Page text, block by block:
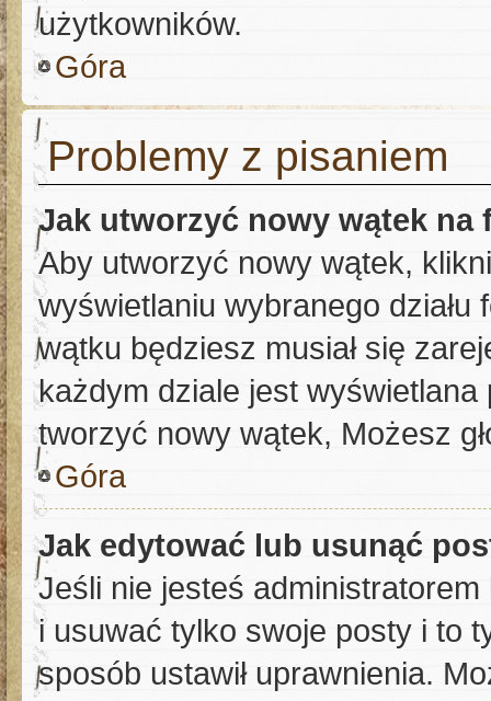
użytkowników.
Góra
Problemy z pisaniem
Jak utworzyć nowy wątek na
Aby utworzyć nowy wątek,
wyświetlaniu wybranego
wątku będziesz musiał się
każdym dziale jest wyświetlana
tworzyć nowy wątek, Możesz
Góra
Jak edytować lub usunąć
Jeśli nie jesteś
i usuwać tylko swoje posty i to
sposób ustawił uprawnienia.